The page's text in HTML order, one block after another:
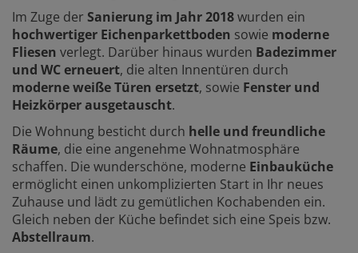
Im Zuge der Sanierung im Jahr 2018wurden ein
hochwertiger Eichenparkettboden sowie moderne
Fliesen verlegt. Darüber hinaus wurden Badezimmer
und WC erneuert, die alten Innentüren durch
moderne weiße Türen ersetzt, sowie Fenster und
Heizkörper ausgetauscht.
Die Wohnung besticht durch helle und freundliche
Räume, die eine angenehme Wohnatmosphäre
schaffen. Die wunderschöne, moderne Einbauküche
ermöglicht einen unkomplizierten Start in Ihr neues
Zuhause und lädt zu gemütlichen Kochabenden ein.
Gleich neben der Küche befindet sich eine Speis bzw.
Abstellraum.